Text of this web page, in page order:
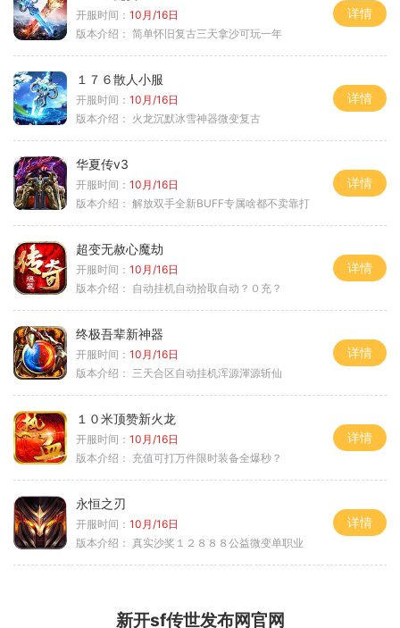
开服时间： 10月/16日
版本介绍： 简单怀旧复古三天拿沙可玩一年
详情
１７６散人小服
开服时间： 10月/16日
版本介绍： 火龙沉默冰雪神器微变复古
详情
华夏传v3
开服时间： 10月/16日
版本介绍： 解放双手全新BUFF专属啥都不卖靠打
详情
超变无赦心魔劫
开服时间： 10月/16日
版本介绍： 自动挂机自动拾取自动？０充？
详情
终极吾辈新神器
开服时间： 10月/16日
版本介绍： 三天合区自动挂机浑源渾源斩仙
详情
１０米顶赞新火龙
开服时间： 10月/16日
版本介绍： 充值可打万件限时装备全爆秒？
详情
永恒之刃
开服时间： 10月/16日
版本介绍： 真实沙奖１２８８８公益微变单职业
详情
新开sf传世发布网官网